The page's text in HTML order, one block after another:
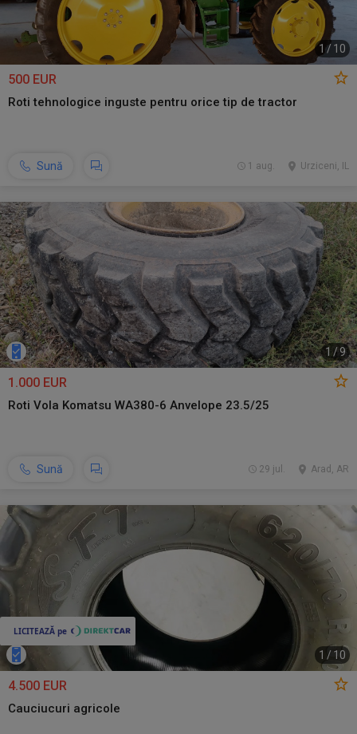
1 / 10
500 EUR
Roti tehnologice inguste pentru orice tip de tractor
Sună Urziceni, IL
1 aug.
1 /9
1.000 EUR
Roti Vola Komatsu WA380-6 Anvelope 23.5/25
Sună Arad, AR
29 jul.
1 / 10
4.500 EUR
Cauciucuri agricole